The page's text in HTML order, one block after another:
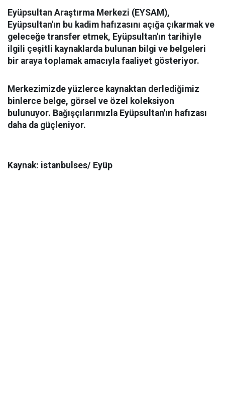
Eyüpsultan Araştırma Merkezi (EYSAM),
Eyüpsultan'ın bu kadim hafızasını açığa çıkarmak ve
geleceğe transfer etmek, Eyüpsultan'ın tarihiyle
ilgili çeşitli kaynaklarda bulunan bilgi ve belgeleri
bir araya toplamak amacıyla faaliyet gösteriyor.
Merkezimizde yüzlerce kaynaktan derlediğimiz
binlerce belge, görsel ve özel koleksiyon
bulunuyor. Bağışçılarımızla Eyüpsultan'ın hafızası
daha da güçleniyor.
Kaynak: istanbulses/ Eyüp